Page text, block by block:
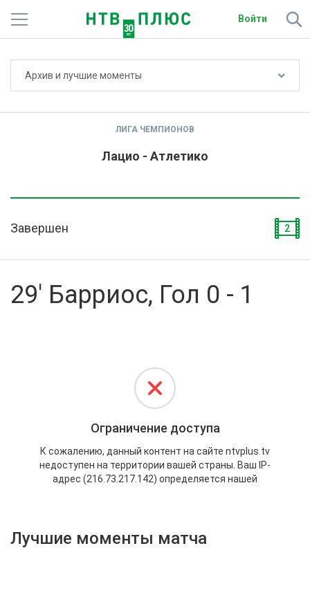
Войти
О сайте
Архив и лучшие моменты
ЛИГА ЧЕМПИОНОВ
Лацио - Атлетико
Завершен 2
29' Барриос, Гол 0 - 1
Лучшие моменты матча